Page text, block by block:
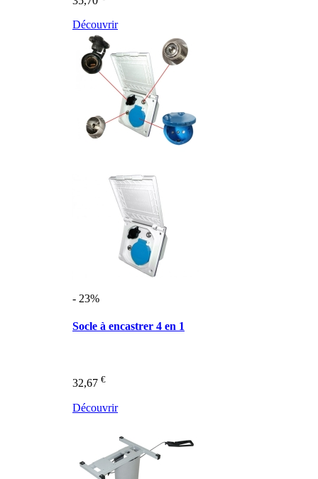
Découvrir
- 23%
Socle à encastrer 4 en 1
32,67 €
Découvrir